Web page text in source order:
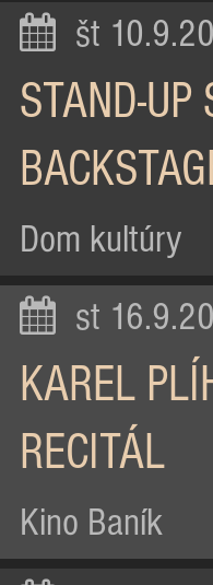
št
STAND-UP
Dom kultúry
st
KAREL
RECITÁL
Kino Baník